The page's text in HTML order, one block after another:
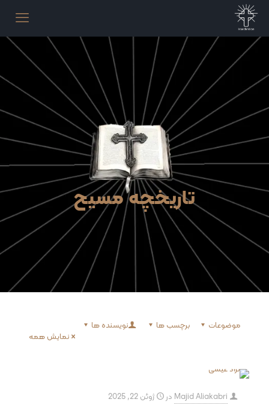
تاریخچه مسیح
موضوعات برچسب ها
نویسنده ها
نمایش همه
Majid Aliakabri در
ژوئن 22, 2025